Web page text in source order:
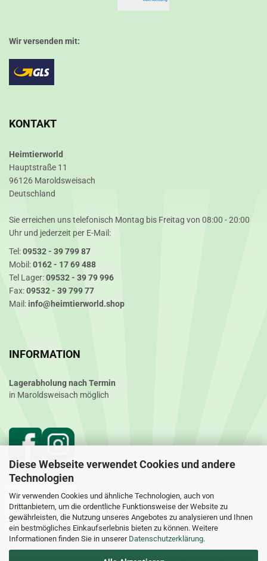
Diese Webseite verwendet Cookies und andere
Technologien
Wir verwenden Cookies und ähnliche Technologien, auch von
Drittanbietern, um die ordentliche Funktionsweise der Website zu
gewährleisten, die Nutzung unseres Angebotes zu analysieren und Ihnen
ein bestmögliches Einkaufserlebnis bieten zu können. Weitere
Informationen finden Sie in unserer Datenschutzerklärung.
Wir versenden mit:
KONTAKT
Heimtierworld
Hauptstraße 11
96126 Maroldsweisach
Deutschland
Sie erreichen uns telefonisch Montag bis Freitag von 08:00 - 20:00
Uhr und jederzeit per E-Mail:
Tel:09532 - 39 799 87
Mobil:0162 - 17 69 488
Tel Lager:09532 - 39 79 996
Fax:09532 - 39 799 77
Mail: info@heimtierworld.shop
INFORMATION
Lagerabholung nach Termin
in Maroldsweisach möglich